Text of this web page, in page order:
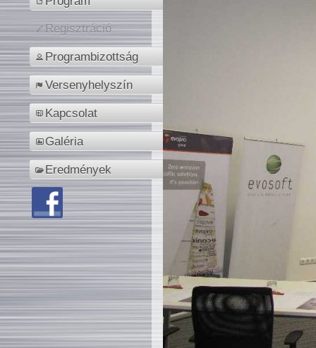
Regisztráció
Programbizottság
Versenyhelyszín
Kapcsolat
Galéria
Eredmények